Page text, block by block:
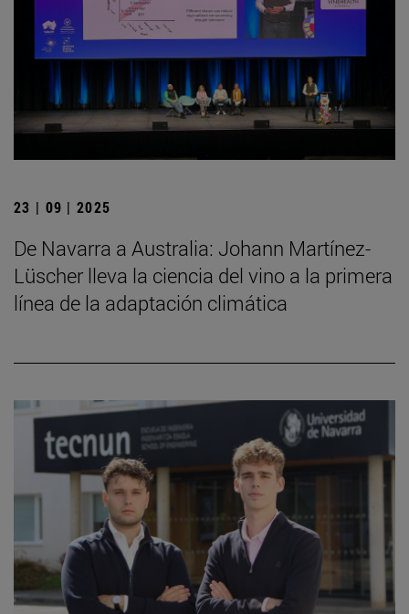
23 | 09 | 2025
De Navarra a Australia: Johann Martínez-
Lüscher lleva la ciencia del vino a la primera
línea de la adaptación climática